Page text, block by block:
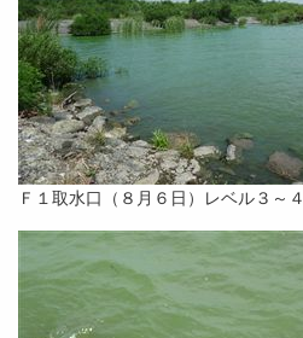
Ｆ１取水口（８月６日）レベル３～４